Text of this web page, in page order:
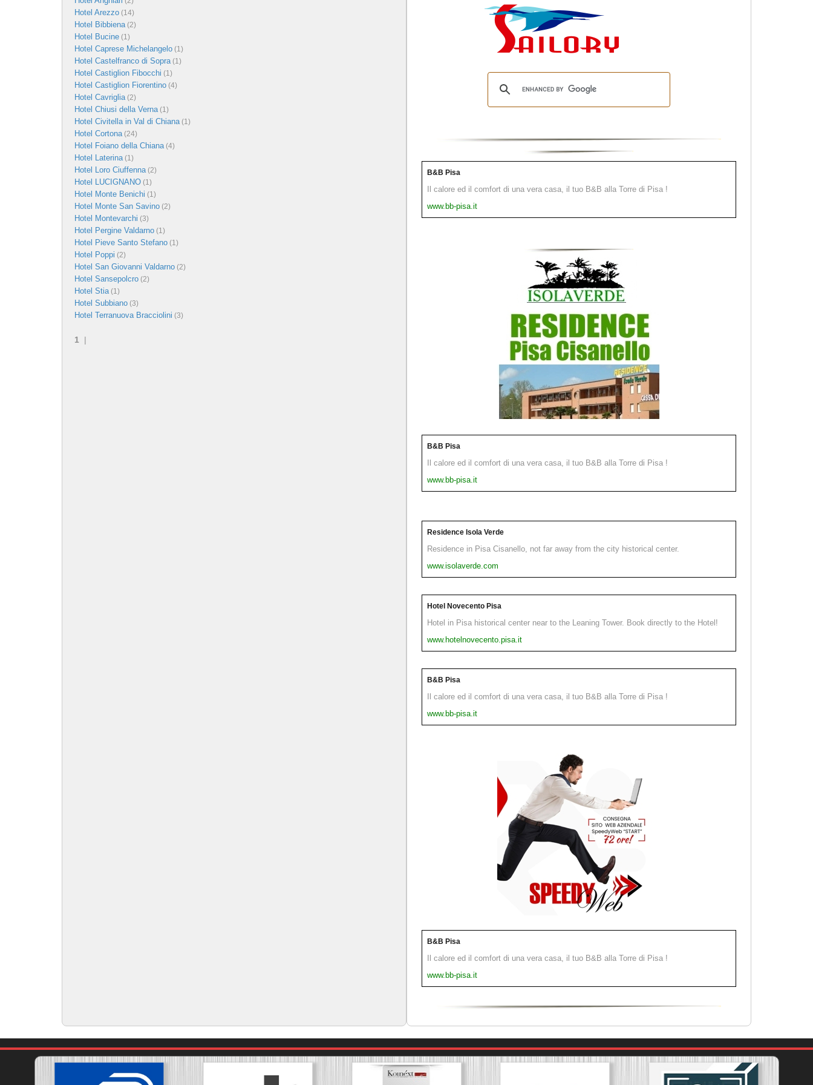
Hotel Arezzo (14)
Hotel Bibbiena(2)
Hotel Bucine (1)
Hotel Caprese Michelangelo (1)
Hotel Castelfranco di Sopra(1)
Hotel Castiglion Fibocchi (1)
Hotel Castiglion Fiorentino (4)
Hotel Cavriglia(2)
Hotel Chiusi della Verna(1)
Hotel Civitella in Val di Chiana(1)
Hotel Cortona(24)
Hotel Foiano della Chiana(4)
Hotel Laterina(1)
Hotel Loro Ciuffenna(2)
Hotel LUCIGNANO (1)
Hotel Monte Benichi (1)
Hotel Monte San Savino (2)
Hotel Montevarchi (3)
Hotel Pergine Valdarno (1)
Hotel Pieve Santo Stefano (1)
Hotel Poppi (2)
Hotel San Giovanni Valdarno (2)
Hotel Sansepolcro (2)
Hotel Stia(1)
Hotel Subbiano (3)
Hotel Terranuova Bracciolini (3)
1 |
B&B Pisa
Il calore ed il comfort di una vera casa, il tuo B&B alla Torre di Pisa !
www.bb-pisa.it
B&B Pisa
Il calore ed il comfort di una vera casa, il tuo B&B alla Torre di Pisa !
www.bb-pisa.it
Residence Isola Verde
Residence in Pisa Cisanello, not far away from the city historical center.
www.isolaverde.com
Hotel Novecento Pisa
Hotel in Pisa historical center near to the Leaning Tower. Book directly to the Hotel!
www.hotelnovecento.pisa.it
B&B Pisa
Il calore ed il comfort di una vera casa, il tuo B&B alla Torre di Pisa !
www.bb-pisa.it
B&B Pisa
Il calore ed il comfort di una vera casa, il tuo B&B alla Torre di Pisa !
www.bb-pisa.it